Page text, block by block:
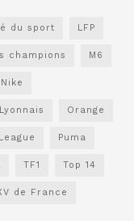
du sport LFP
champions M6
Nike
Orange
Puma
TF1 Top 14
de France